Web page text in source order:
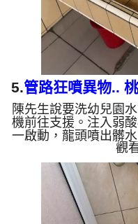
5.管路狂噴異物..
陳先生說要洗幼兒園
機前往支援。注入弱
一啟動，龍頭噴出髒
異物，六個多小時後
為什麼水管需要定期
管壁陳年汙垢。不同
隱患： 棕色（鐵鏽）
錳）： 常見於地下水
頭氧化。 乳白（生物
觀